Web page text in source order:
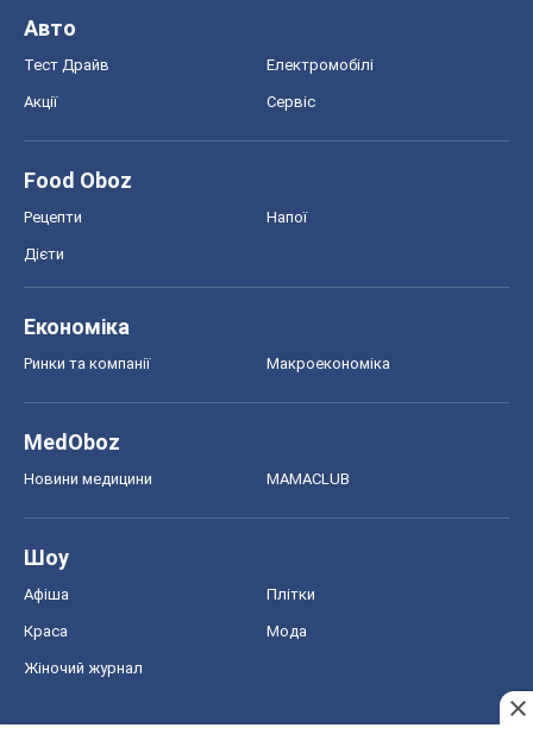
Авто
Тест Драйв Електромобілі
Акції Сервіс
Food Oboz
Рецепти Напої
Дієти
Економіка
Ринки та компанії Макроекономіка
MedOboz
Новини медицини MAMACLUB
Шоу
Афіша Плітки
Краса Мода
Жіночий журнал